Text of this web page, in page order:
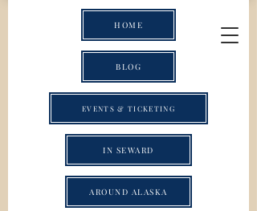
HOME
BLOG
IN SEWARD
AROUND ALASKA
EVENTS & TICKETING